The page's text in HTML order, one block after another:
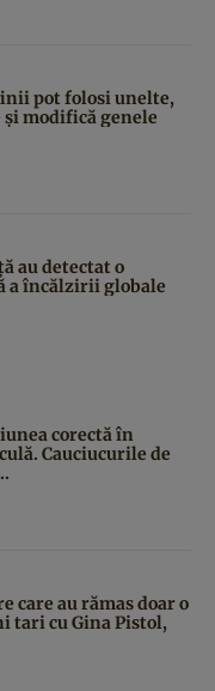
pot folosi unelte,
modifică genele
au detectat o
a încălzirii globale
corectă în
Cauciucurile de
care au rămas doar o
tari cu Gina Pistol,